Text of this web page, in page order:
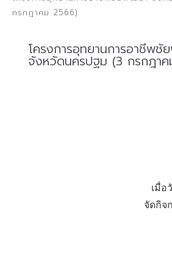
กรกฎาคม 2566)
โครงการอุทยานการอาชีพ
จังหวัดนครปฐม (3 กรกฎา
เมื่อ
จัดกิจ